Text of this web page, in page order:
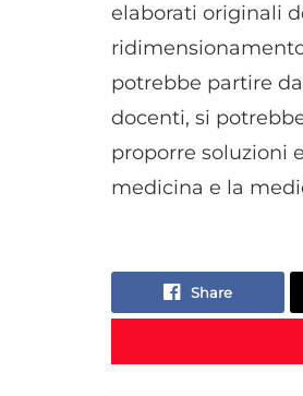
elaborati originali
potrebbe partire
docenti, si
proporre soluzioni
medicina e la
Share